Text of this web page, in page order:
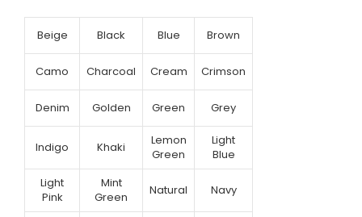
Beige Black Blue Brown
Camo Charcoal Cream Crimson
Denim Golden Green Grey
Indigo Khaki
Lemon
Green
Light
Blue
Light
Pink
Mint
Green
Natural Navy